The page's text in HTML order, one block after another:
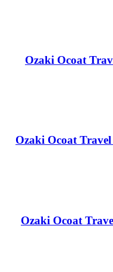
Ozaki Ocoat
Ozaki Ocoat
Ozaki Ocoat